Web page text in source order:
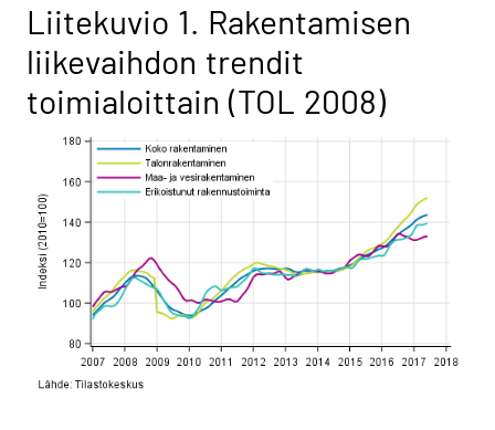
Liitekuvio 1. Rakentamisen
liikevaihdon trendit
toimialoittain (TOL 2008)